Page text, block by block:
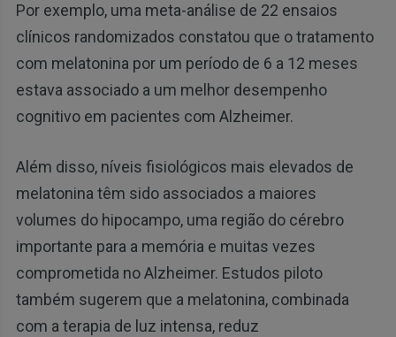
Por exemplo, uma meta-análise de 22 ensaios
clínicos randomizados constatou que o tratamento
com melatonina por um período de 6 a 12 meses
estava associado a um melhor desempenho
cognitivo em pacientes com Alzheimer.
Além disso, níveis fisiológicos mais elevados de
melatonina têm sido associados a maiores
volumes do hipocampo, uma região do cérebro
importante para a memória e muitas vezes
comprometida no Alzheimer. Estudos piloto
também sugerem que a melatonina, combinada
com a terapia de luz intensa, reduz